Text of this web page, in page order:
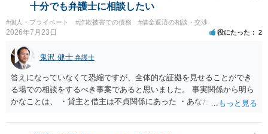
十分でも弁護士に相談したい
#個人・プライベート #詐欺被害での債務 #借金返済の相談・交渉
2026年7月23日 役にたった 2
鬼沢 健士 弁護士
答えになっていなくて恐縮ですが、全体的な証拠を見せることができ
る場での相談をするべき事案であると思いました。 事実関係から明ら
かなことは、 ・貸主と借主は不貞関係にあった ・あなたから相手に金
想されるのは、 ・もらったものだ ・貸したかもしれないが、不法原因